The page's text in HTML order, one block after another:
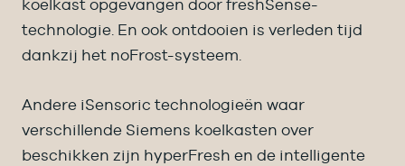
koelkast opgevangen door freshSense-
technologie. En ook ontdooien is verleden tijd
dankzij het noFrost-systeem.
Andere iSensoric technologieën waar
verschillende Siemens koelkasten over
beschikken zijn hyperFresh en de intelligente